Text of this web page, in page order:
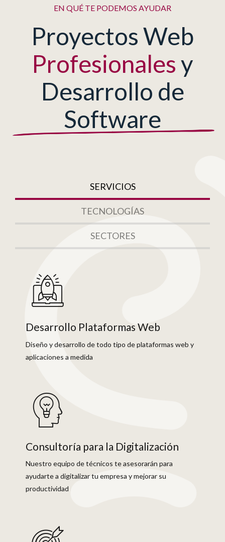
EN QUÉ TE PODEMOS AYUDAR
Proyectos Web
Profesionalesy
Desarrollo de
Software
SERVICIOS
TECNOLOGÍAS
SECTORES
Desarrollo Plataformas Web
Diseño y desarrollo de todo tipo de plataformas web y
aplicaciones a medida
Consultoría para la Digitalización
Nuestro equipo de técnicos te asesorarán para
ayudarte a digitalizar tu empresa y mejorar su
productividad